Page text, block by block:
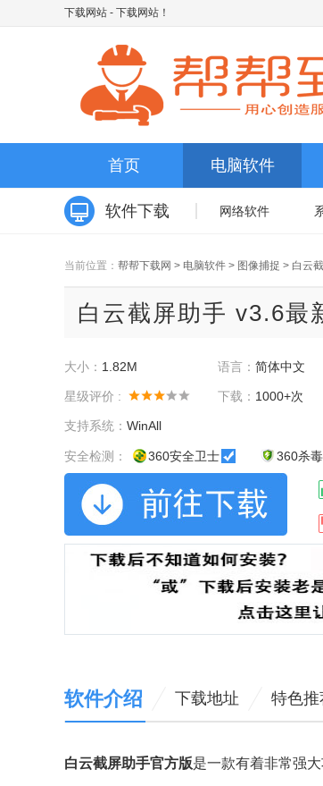
下载网站 - 下载网站！
首页 电脑软件
软件下载 网络软件
当前位置： 帮帮下载网 > 电脑软件 > 图像捕捉 > 白云
白云截屏助手 v3.6最
大小： 1.82M 语言： 简体中文
星级评价 : 下载： 1000+次
支持系统： WinAll
安全检测： 360安全卫士 360杀毒
软件介绍 下载地址 特色推
白云截屏助手官方版是一款有着非常强